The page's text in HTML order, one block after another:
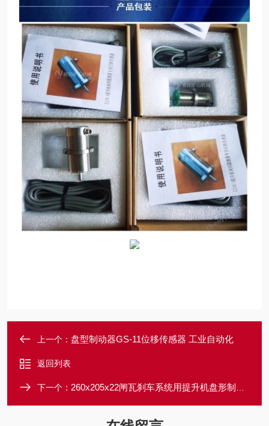
上一个： 盘型制动器GS-11位移传感器 工业自动化
返回列表
下一个： 260x205x22闸瓦刹车系统用提升机盘形制动器